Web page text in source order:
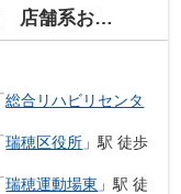
おすすめ 】
「総合リハビリセンタ
「瑞穂区役所 」駅 徒歩
「瑞穂運動場東 」駅 徒